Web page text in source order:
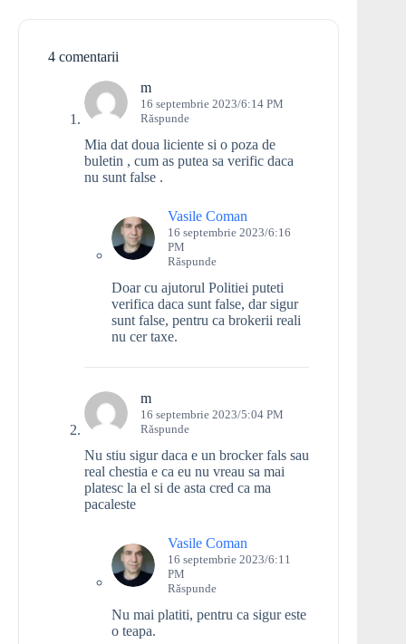
4 comentarii
m
16 septembrie 2023/6:14 PM
Răspunde
Mia dat doua liciente si o poza de
buletin , cum as putea sa verific daca
nu sunt false .
Vasile Coman
16 septembrie 2023/6:16
PM
Răspunde
Doar cu ajutorul Politiei puteti
verifica daca sunt false, dar sigur
sunt false, pentru ca brokerii reali
nu cer taxe.
m
16 septembrie 2023/5:04 PM
Răspunde
Nu stiu sigur daca e un brocker fals sau
real chestia e ca eu nu vreau sa mai
platesc la el si de asta cred ca ma
pacaleste
Vasile Coman
16 septembrie 2023/6:11
PM
Răspunde
Nu mai platiti, pentru ca sigur este
o teapa.